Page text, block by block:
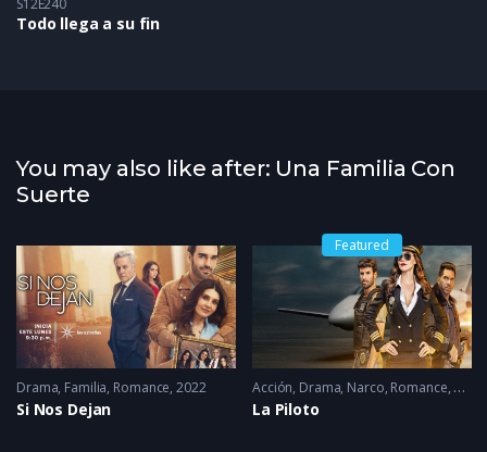
S12E240
Todo llega a su fin
You may also like after: Una Familia Con
Suerte
Drama, Familia, Romance 2022
Si Nos Dejan
Featured
Acción, Drama, Narco, Romance 2022
La Piloto